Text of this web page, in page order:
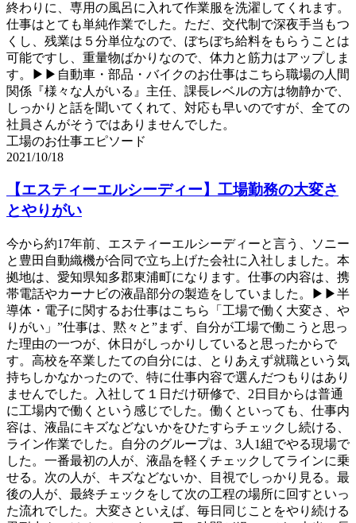
終わりに、専用の風呂に入れて作業服を洗濯してくれます。
仕事はとても単純作業でした。ただ、交代制で深夜手当もつ
くし、残業は５分単位なので、ぼちぼち給料をもらうことは
可能ですし、重量物ばかりなので、体力と筋力はアップしま
す。▶▶自動車・部品・バイクのお仕事はこちら職場の人間
関係『様々な人がいる』主任、課長レベルの方は物静かで、
しっかりと話を聞いてくれて、対応も早いのですが、全ての
社員さんがそうではありませんでした。
工場のお仕事エピソード
2021/10/18
【エスティーエルシーディー】工場勤務の大変さ
とやりがい
今から約17年前、エスティーエルシーディーと言う、ソニー
と豊田自動織機が合同で立ち上げた会社に入社しました。本
拠地は、愛知県知多郡東浦町になります。仕事の内容は、携
帯電話やカーナビの液晶部分の製造をしていました。▶▶半
導体・電子に関するお仕事はこちら「工場で働く大変さ、や
りがい」”仕事は、黙々と”まず、自分が工場で働こうと思っ
た理由の一つが、休日がしっかりしていると思ったからで
す。高校を卒業したての自分には、とりあえず就職という気
持ちしかなかったので、特に仕事内容で選んだつもりはあり
ませんでした。入社して１日だけ研修で、2日目からは普通
に工場内で働くという感じでした。働くといっても、仕事内
容は、液晶にキズなどないかをひたすらチェックし続ける、
ライン作業でした。自分のグループは、3人1組でやる現場で
した。一番最初の人が、液晶を軽くチェックしてラインに乗
せる。次の人が、キズなどないか、目視でしっかり見る。最
後の人が、最終チェックをして次の工程の場所に回すといっ
た流れでした。大変さといえば、毎日同じことをやり続ける